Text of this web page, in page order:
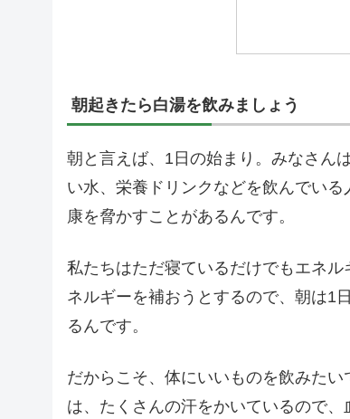
朝起きたら白湯を飲みましょう
朝と言えば、1日の始まり。みなさん
い水、栄養ドリンクなどを飲んでい
康を脅かすことがあるんです。
私たちはただ寝ているだけでもエネ
ネルギーを補おうとするので、朝は1
るんです。
だからこそ、体にいいものを飲みたい
は、たくさんの汗をかいているので、